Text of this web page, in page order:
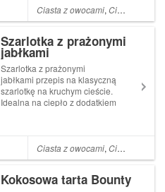
lata. Dzisiaj padło na mini
tartaletki ze śliwkami i
Ciasta z owocami,Ciasta kruche i półkruche
Szarlotka z prażonymi
jabłkami
Szarlotka z prażonymi
jabłkami przepis na klasyczną
szarlotkę na kruchym cieście.
Idealna na ciepło z dodatkiem
najprostsze z możliwych i
szybkie w przygotowaniu.
Ciasta z owocami,Ciasta kruche i półkruche
Kokosowa tarta Bounty